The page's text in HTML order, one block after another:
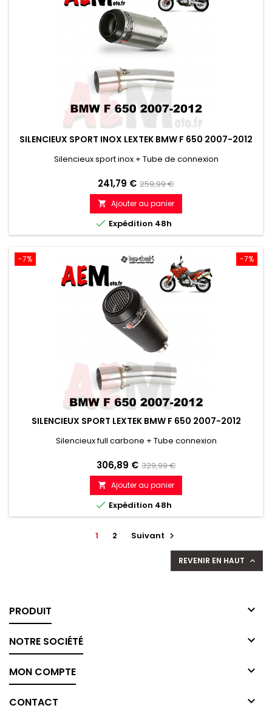
SILENCIEUX SPORT INOX LEXTEK BMW F 650 2007-2012
Silencieux sport inox + Tube de connexion
Prix
241,79 € Prix
de
référence
259,99 €
 Ajouter au panier
 Expédition 48h
-7%
-7%
SILENCIEUX SPORT LEXTEK BMW F 650 2007-2012
Silencieux full carbone + Tube connexion
Prix
306,89 € Prix
de
référence
329,99 €
 Ajouter au panier
 Expédition 48h
1 2 Suivant 
REVENIR EN HAUT 
PRODUIT 
NOTRE SOCIÉTÉ 
MON COMPTE 
CONTACT 